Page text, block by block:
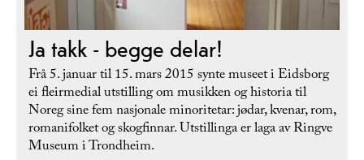
Ja takk - begge delar!
Frå 5. januar til 15. mars 2015 synte museet i Eidsborg
ei fleirmedial utstilling om musikken og historia til
Noreg sine fem nasjonale minoritetar: jødar, kvenar, rom,
romanifolket og skogfinnar. Utstillinga er laga av Ringve
Museum i Trondheim.